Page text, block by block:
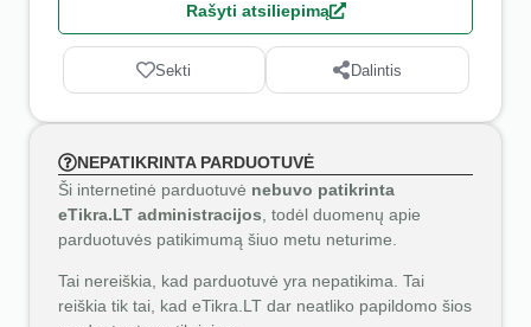
Rašyti atsiliepimą
Sekti Dalintis
NEPATIKRINTA PARDUOTUVĖ
Ši internetinė parduotuvė nebuvo patikrinta
eTikra.LT administracijos , todėl duomenų apie
parduotuvės patikimumą šiuo metu neturime.
Tai nereiškia, kad parduotuvė yra nepatikima. Tai
reiškia tik tai, kad eTikra.LT dar neatliko papildomo šios